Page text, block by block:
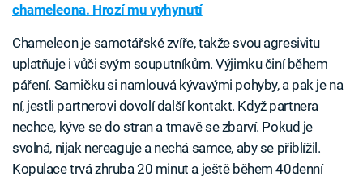
chameleona. Hrozí mu vyhynutí
Chameleon je samotářské zvíře, takže svou agresivitu
uplatňuje i vůči svým souputníkům. Výjimku činí během
páření. Samičku si namlouvá kývavými pohyby, a pak je na
ní, jestli partnerovi dovolí další kontakt. Když partnera
nechce, kýve se do stran a tmavě se zbarví. Pokud je
svolná, nijak nereaguje a nechá samce, aby se přiblížil.
Kopulace trvá zhruba 20 minut a ještě během 40denní